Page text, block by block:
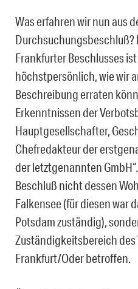
Was erfahren wir nun aus
Frankfurter Beschlusses
höchstpersönlich, wie wir
Beschreibung erraten
Erkenntnissen der
Hauptgesellschafter,
Chefredakteur der
der letztgenannten
Beschluß nicht dessen
Falkensee (für diesen war
Potsdam zuständig),
Zuständigkeitsbereich
Frankfurt/Oder betroffen.